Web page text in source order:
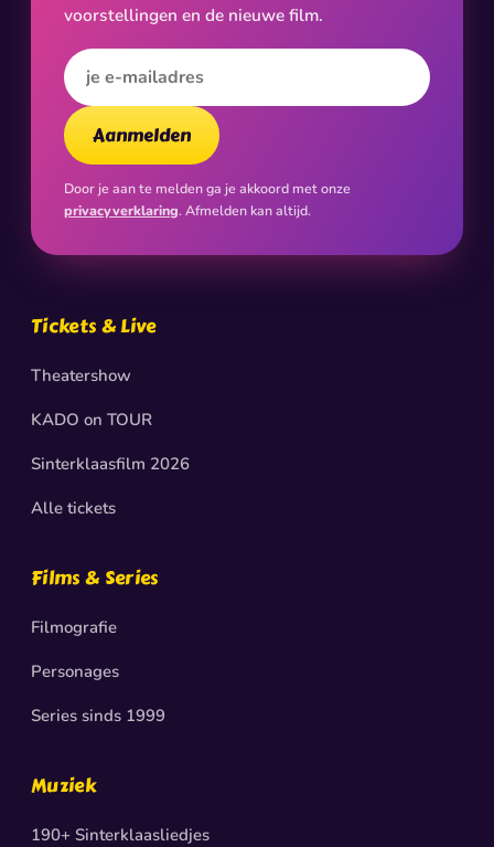
voorstellingen en de nieuwe film.
E-mailadres
Aanmelden
Door je aan te melden ga je akkoord met onze
privacyverklaring. Afmelden kan altijd.
Tickets & Live
Theatershow
KADO on TOUR
Sinterklaasfilm 2026
Alle tickets
Films & Series
Filmografie
Personages
Series sinds 1999
Muziek
190+ Sinterklaasliedjes